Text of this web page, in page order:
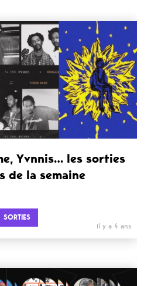
Yvnnis… les sorties
de la semaine
SORTIES
il y a 4 ans